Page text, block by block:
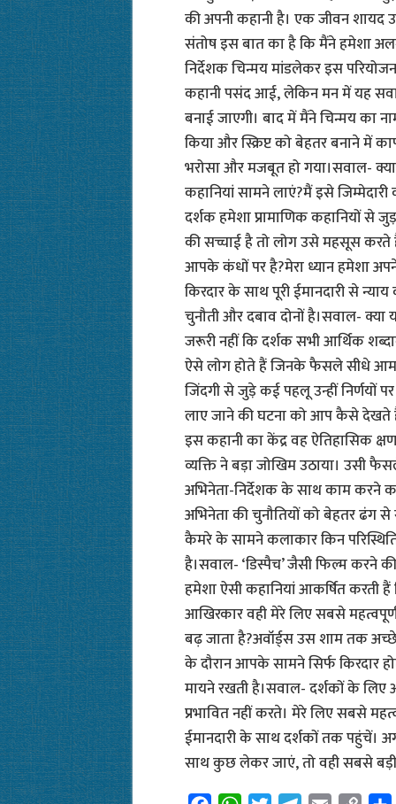
की अपनी कहानी है। एक जीवन शायद
संतोष इस बात का है कि मैंने हमेशा
निर्देशक चिन्मय मांडलेकर इस
कहानी पसंद आई, लेकिन मन में यह
बनाई जाएगी। बाद में मैंने चिन्मय का
किया और स्क्रिप्ट को बेहतर बनाने में
भरोसा और मजबूत हो गया।सवाल-
कहानियां सामने लाएं?मैं इसे
दर्शक हमेशा प्रामाणिक कहानियों से
की सच्चाई है तो लोग उसे महसूस करते
आपके कंधों पर है?मेरा ध्यान हमेशा अपने
किरदार के साथ पूरी ईमानदारी से
चुनौती और दबाव दोनों है।सवाल-
जरूरी नहीं कि दर्शक सभी आर्थिक
ऐसे लोग होते हैं जिनके फैसले सीधे आम
जिंदगी से जुड़े कई पहलू उन्हीं निर्णयों
लाए जाने की घटना को आप कैसे
इस कहानी का केंद्र वह ऐतिहासिक
व्यक्ति ने बड़ा जोखिम उठाया। उसी
अभिनेता-निर्देशक के साथ काम करने
अभिनेता की चुनौतियों को बेहतर ढंग
कैमरे के सामने कलाकार किन
है।सवाल- ‘डिस्पैच’ जैसी फिल्म करने
हमेशा ऐसी कहानियां आकर्षित करती
आखिरकार वही मेरे लिए सबसे
बढ़ जाता है?अवॉर्ड्स उस शाम तक
के दौरान आपके सामने सिर्फ किरदार
मायने रखती है।सवाल- दर्शकों के
प्रभावित नहीं करते। मेरे लिए सबसे
ईमानदारी के साथ दर्शकों तक
साथ कुछ लेकर जाएं, तो वही सबसे